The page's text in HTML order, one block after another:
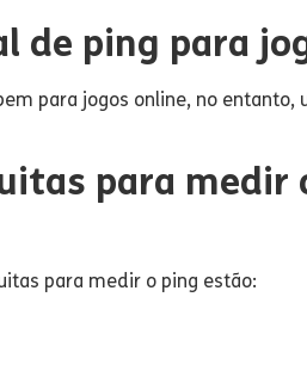
de ping para
para jogos online, no
para medir
para medir o ping estão: